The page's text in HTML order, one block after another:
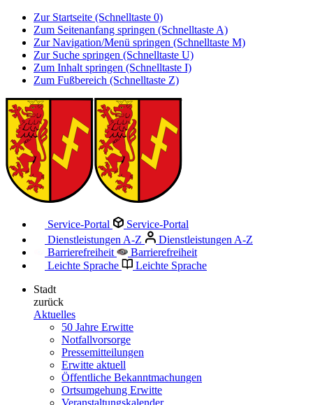
Zur Startseite (Schnelltaste 0)
Zum Seitenanfang springen (Schnelltaste A)
Zur Navigation/Menü springen (Schnelltaste M)
Zur Suche springen (Schnelltaste U)
Zum Inhalt springen (Schnelltaste I)
Zum Fußbereich (Schnelltaste Z)
Service-Portal
Service-Portal
Dienstleistungen A-Z
Dienstleistungen A-Z
Barrierefreiheit
Barrierefreiheit
Leichte Sprache
Leichte Sprache
Stadt
zurück
Aktuelles
50 Jahre Erwitte
Notfallvorsorge
Pressemitteilungen
Erwitte aktuell
Öffentliche Bekanntmachungen
Ortsumgehung Erwitte
Veranstaltungskalender